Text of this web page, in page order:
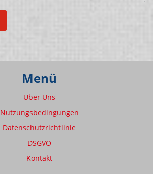
Menü
Über Uns
Nutzungsbedingungen
Datenschutzrichtlinie
DSGVO
Kontakt